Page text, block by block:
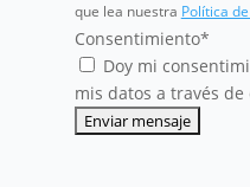
que lea nuestra Política
Consentimiento*
Doy mi
mis datos a través